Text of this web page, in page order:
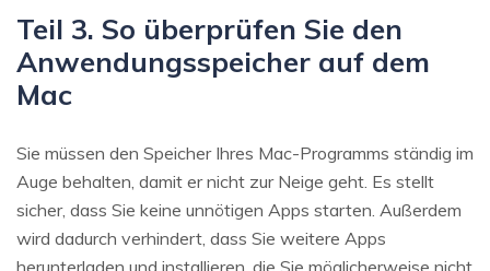
Teil 3. So überprüfen Sie den
Anwendungsspeicher auf dem
Mac
Sie müssen den Speicher Ihres Mac-Programms ständig im
Auge behalten, damit er nicht zur Neige geht. Es stellt
sicher, dass Sie keine unnötigen Apps starten. Außerdem
wird dadurch verhindert, dass Sie weitere Apps